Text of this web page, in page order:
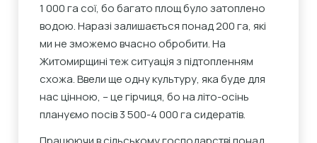
1 000 га сої, бо багато площ було затоплено
водою. Наразі залишається понад 200 га, які
ми не зможемо вчасно обробити. На
Житомирщині теж ситуація з підтопленням
схожа. Ввели ще одну культуру, яка буде для
нас цінною, – це гірчиця, бо на літо-осінь
плануємо посів 3 500-4 000 га сидератів.